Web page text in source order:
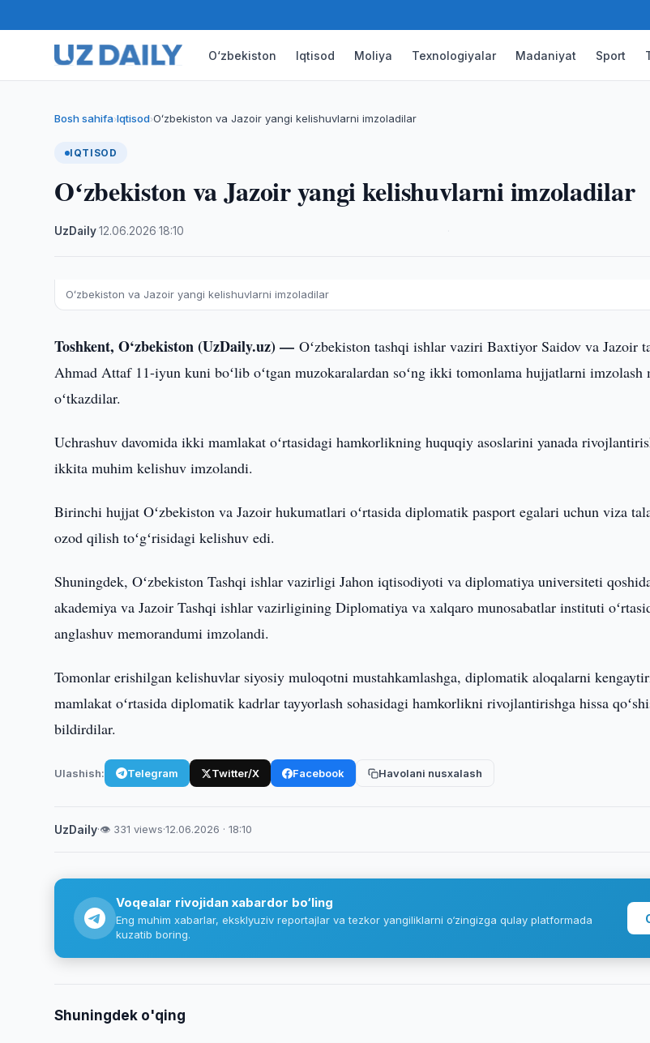
O‘zbekiston Iqtisod Moliya Texnologiyalar Madaniyat Sport
Bosh sahifa›Iqtisod›Oʻzbekiston va Jazoir yangi kelishuvlarni imzoladilar
IQTISOD
Oʻzbekiston va Jazoir yangi kelishuvlarni imzoladilar
UzDaily·12.06.2026 ·18:10
Oʻzbekiston va Jazoir yangi kelishuvlarni imzoladilar
Toshkent, O‘zbekiston (UzDaily.uz) —Oʻzbekiston tashqi ishlar vaziri Baxtiyor Saidov va Jazoir
Ahmad Attaf 11-iyun kuni boʻlib oʻtgan muzokaralardan soʻng ikki tomonlama hujjatlarni imzolash
oʻtkazdilar.
Uchrashuv davomida ikki mamlakat oʻrtasidagi hamkorlikning huquqiy asoslarini yanada
ikkita muhim kelishuv imzolandi.
Birinchi hujjat Oʻzbekiston va Jazoir hukumatlari oʻrtasida diplomatik pasport egalari uchun viza
ozod qilish toʻgʻrisidagi kelishuv edi.
Shuningdek, Oʻzbekiston Tashqi ishlar vazirligi Jahon iqtisodiyoti va diplomatiya universiteti
akademiya va Jazoir Tashqi ishlar vazirligining Diplomatiya va xalqaro munosabatlar instituti
anglashuv memorandumi imzolandi.
Tomonlar erishilgan kelishuvlar siyosiy muloqotni mustahkamlashga, diplomatik aloqalarni
mamlakat oʻrtasida diplomatik kadrlar tayyorlash sohasidagi hamkorlikni rivojlantirishga hissa
bildirdilar.
Ulashish: Telegram Twitter/X Facebook Havolani nusxalash
UzDaily·👁 331 views·12.06.2026 · 18:10
Voqealar rivojidan xabardor bo‘ling
Eng muhim xabarlar, eksklyuziv reportajlar va tezkor yangiliklarni o‘zingizga qulay platformada
kuzatib boring.
Shuningdek o'qing